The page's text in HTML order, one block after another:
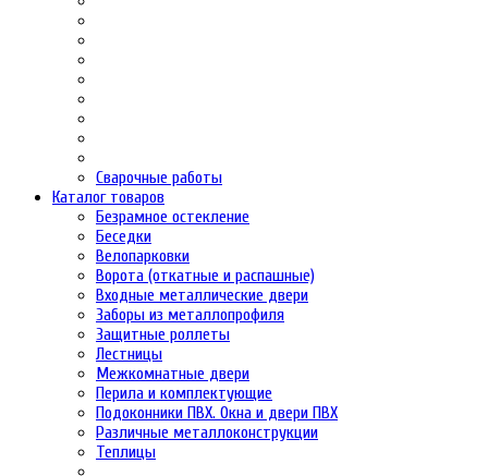
Сварочные работы
Каталог товаров
Безрамное остекление
Беседки
Велопарковки
Ворота (откатные и распашные)
Входные металлические двери
Заборы из металлопрофиля
Защитные роллеты
Лестницы
Межкомнатные двери
Перила и комплектующие
Подоконники ПВХ. Окна и двери ПВХ
Различные металлоконструкции
Теплицы